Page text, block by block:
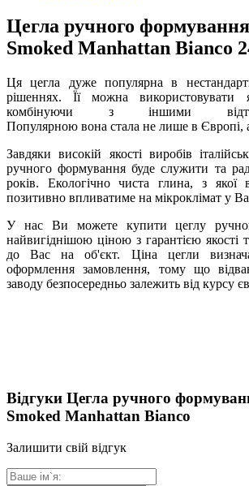
Цегла ручного
Smoked Manhattan Bianco
Ця цегла дуже популярна в
рішеннях. Її можна
комбінуючи з іншими
Популярною вона стала не лише в Європі,
Завдяки високій якості виробів
ручного формування буде служити та
років. Екологічно чиста глина, з якої
позитивно впливатиме на мікроклімат у
У нас Ви можете купити цеглу
найвигіднішою ціною з гарантією якості
до Вас на об'єкт. Ціна цегли
оформлення замовлення, тому що
заводу безпосередньо залежить від курсу
Відгуки Цегла ручного
Smoked Manhattan Bianco
Залишити свій відгук